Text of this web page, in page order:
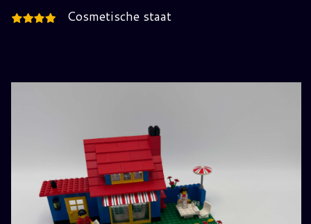
Cosmetische staat